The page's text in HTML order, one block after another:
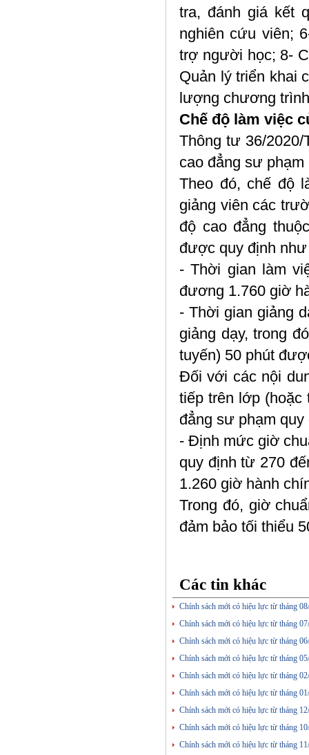
tra, đánh giá kết
nghiên cứu viên;
trợ người học; 8-
Quản lý triển khai
lượng chương
Chế độ làm việc
Thông tư 36/
cao đẳng sư
Theo đó, chế độ
giảng viên các
độ cao đẳng
được quy định
- Thời gian làm
đương 1.760 giờ
- Thời gian giảng
giảng dạy, trong
tuyến) 50 phút
Đối với các nội
tiếp trên lớp
đẳng sư phạm
- Định mức giờ
quy định từ 270
1.260 giờ hành
Trong đó, giờ
đảm bảo tối thiểu
Các tin khác
Chính sách mới có hiệu lực từ tháng
Chính sách mới có hiệu lực từ tháng
Chính sách mới có hiệu lực từ tháng
Chính sách mới có hiệu lực từ tháng
Chính sách mới có hiệu lực từ tháng
Chính sách mới có hiệu lực từ tháng
Chính sách mới có hiệu lực từ tháng
Chính sách mới có hiệu lực từ tháng
Chính sách mới có hiệu lực từ tháng